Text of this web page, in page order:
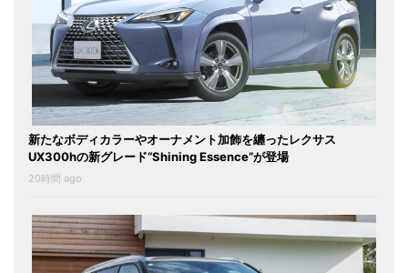
新たなボディカラーやオーナメント加飾を纏ったレクサス
UX300hの新グレード“Shining Essence”が登場
20時間 ago